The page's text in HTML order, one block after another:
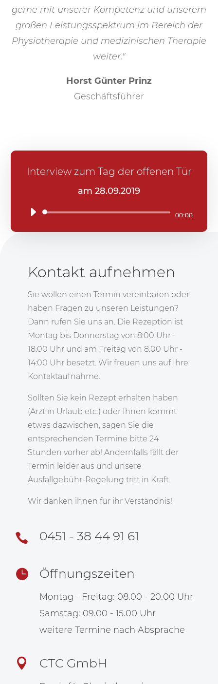
gerne mit unserer Kompetenz und unserem
großen Leistungsspektrum im Bereich der
Physiotherapie und medizinischen Therapie
weiter."
Horst Günter Prinz
Geschäftsführer
Interview zum Tag der offenen Tür
am 28.09.2019
Audio-
Player
00:00
Kontakt aufnehmen
Sie wollen einen Termin vereinbaren oder
haben Fragen zu unseren Leistungen?
Dann rufen Sie uns an. Die Rezeption ist
Montag bis Donnerstag von 8:00 Uhr -
18:00 Uhr und am Freitag von 8:00 Uhr -
14:00 Uhr besetzt. Wir freuen uns auf Ihre
Kontaktaufnahme.
Sollten Sie kein Rezept erhalten haben
(Arzt in Urlaub etc.) oder Ihnen kommt
etwas dazwischen, sagen Sie die
entsprechenden Termine bitte 24
Stunden vorher ab! Andernfalls fällt der
Termin leider aus und unsere
Ausfallgebühr-Regelung tritt in Kraft.
Wir danken ihnen für ihr Verständnis!
 0451 - 38 44 91 61
 Öffnungszeiten
Montag - Freitag: 08.00 - 20.00 Uhr
Samstag: 09.00 - 15.00 Uhr
weitere Termine nach Absprache
 CTC GmbH